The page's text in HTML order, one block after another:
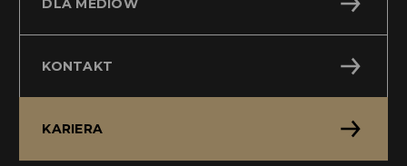
DLA MEDIÓW
KONTAKT
KARIERA